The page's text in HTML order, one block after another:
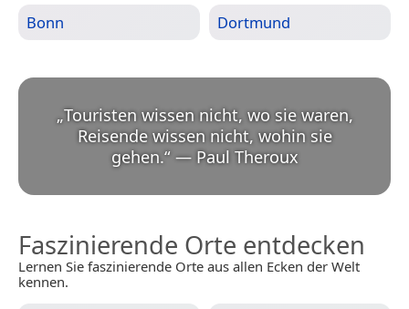
Bonn Dortmund
„Touristen wissen nicht, wo sie waren,
Reisende wissen nicht, wohin sie
gehen.“ — Paul Theroux
Faszinierende Orte entdecken
Lernen Sie faszinierende Orte aus allen Ecken der Welt
kennen.